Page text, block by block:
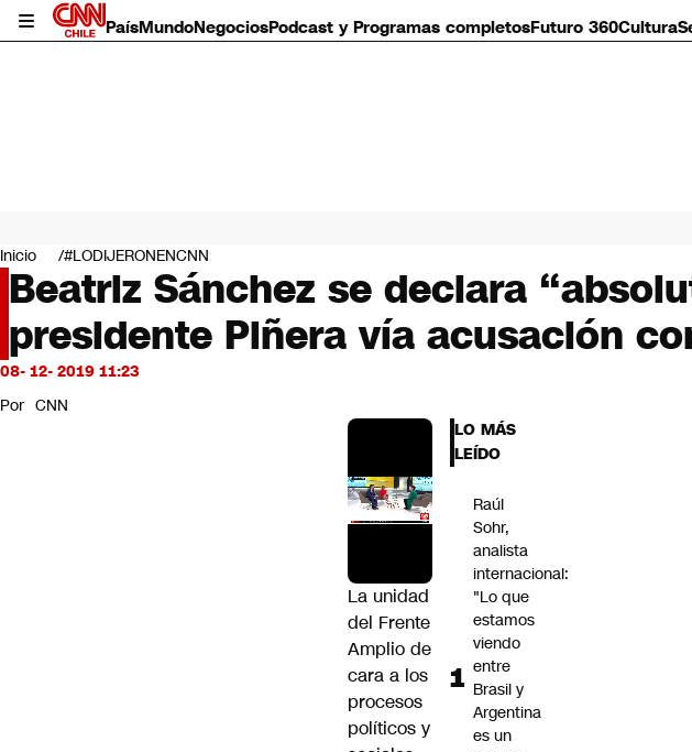
PaísMundoNegociosPodcast y Programas completosFuturo 360Cultura
Mundo
Negocios
Deportes
Programas completos
Cultura
Servicios
Bits
CNN Data
Inicio #LODIJERONENCNN
Beatriz Sánchez se declara
presidente Piñera vía acusación
08- 12- 2019 11:23
Por CNN
La unidad
del Frente
Amplio de
cara a los
procesos
políticos y
LO MÁS
LEÍDO
Raúl
Sohr,
analista
internacional:
"Lo que
estamos
viendo
entre
Brasil y
Argentina
es un